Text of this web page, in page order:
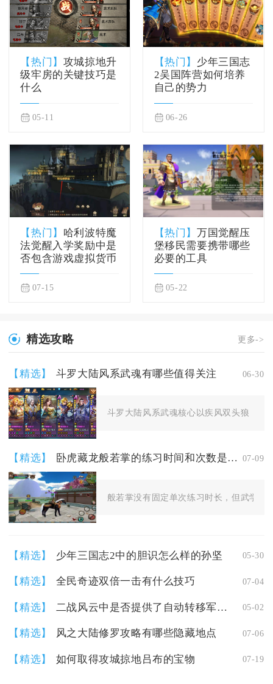
【热门】 攻城掠地升
级牢房的关键技巧是
什么
05-11
【热门】 少年三国志
2吴国阵营如何培养
自己的势力
06-26
【热门】 哈利波特魔
法觉醒入学奖励中是
否包含游戏虚拟货币
07-15
【热门】万国觉醒压
堡移民需要携带哪些
必要的工具
05-22
精选攻略 更多->
【精选】 斗罗大陆风系武魂有哪些值得关注 06-30
斗罗大陆风系武魂核心以疾风双头狼（风
【精选】 卧虎藏龙般若掌的练习时间和次数是多少 07-09
般若掌没有固定单次练习时长，但武学每
【精选】 少年三国志2中的胆识怎么样的孙坚 05-30
【精选】 全民奇迹双倍一击有什么技巧 07-04
【精选】 二战风云中是否提供了自动转移军团长的功能教程 05-02
【精选】 风之大陆修罗攻略有哪些隐藏地点 07-06
【精选】 如何取得攻城掠地吕布的宝物 07-19